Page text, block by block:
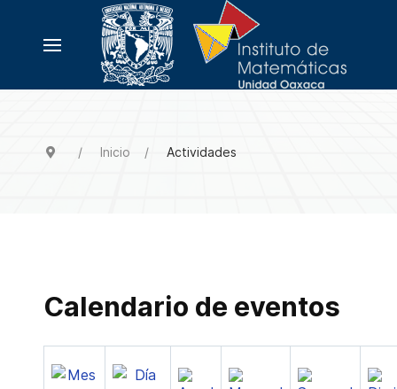
Inicio Actividades
Calendario de eventos